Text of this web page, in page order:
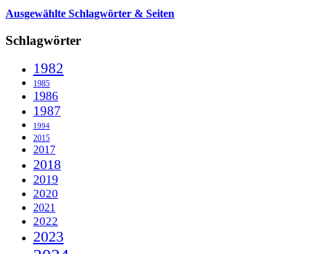
Ausgewählte Schlagwörter & Seiten
Schlagwörter
1982
1985
1986
1987
1994
2015
2017
2018
2019
2020
2021
2022
2023